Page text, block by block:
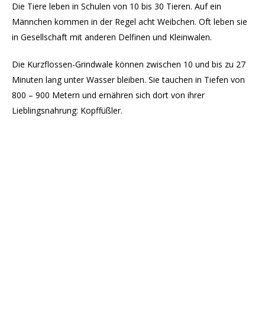
Die Tiere leben in Schulen von 10 bis 30 Tieren. Auf ein
Männchen kommen in der Regel acht Weibchen. Oft leben sie
in Gesellschaft mit anderen Delfinen und Kleinwalen.
Die Kurzflossen-Grindwale können zwischen 10 und bis zu 27
Minuten lang unter Wasser bleiben. Sie tauchen in Tiefen von
800 – 900 Metern und ernähren sich dort von ihrer
Lieblingsnahrung: Kopffüßler.